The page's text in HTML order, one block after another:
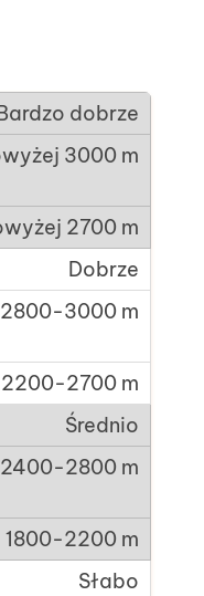
dobrze
3000 m
2700 m
Dobrze
2800-3000 m
2200-2700 m
Średnio
2400-2800 m
1800-2200 m
Słabo